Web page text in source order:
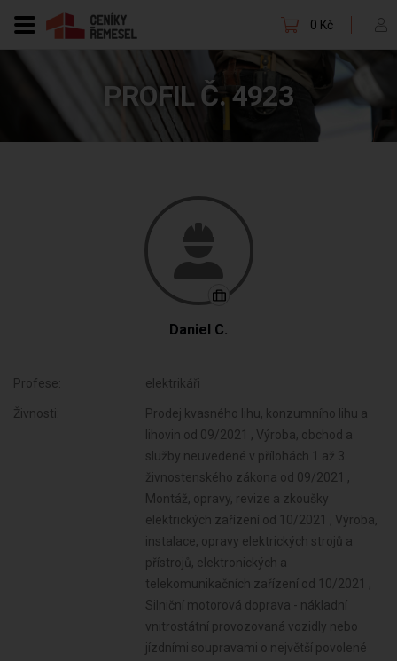
0 Kč
PROFIL Č. 4923
Daniel C.
Profese: elektrikáři
Živnosti:
Prodej kvasného lihu, konzumního lihu a
lihovin od 09/2021 , Výroba, obchod a
služby neuvedené v přílohách 1 až 3
živnostenského zákona od 09/2021 ,
Montáž, opravy, revize a zkoušky
elektrických zařízení od 10/2021 , Výroba,
instalace, opravy elektrických strojů a
přístrojů, elektronických a
telekomunikačních zařízení od 10/2021 ,
Silniční motorová doprava - nákladní
vnitrostátní provozovaná vozidly nebo
jízdními soupravami o největší povolené